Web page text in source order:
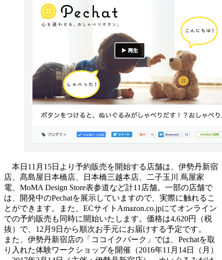
本日11月15日より予約販売を開始する店舗は、伊勢丹新宿
店、髙島屋日本橋店、日本橋三越本店、二子玉川 蔦屋家
電、MoMA Design Store表参道など計11店舗。一部の店舗で
は、開発中のPechatを展示していますので、実際に触れるこ
とができます。また、ECサイトAmazon.co.jpにてオンライン
での予約販売も同時に開始いたします。価格は4,620円（税
抜）で、12月9日から順次お手元にお届けする予定です。
また、伊勢丹新宿店の「ココイクパーク」では、Pechatを取
り入れた体験ワークショップを開催（2016年11月14日（月）